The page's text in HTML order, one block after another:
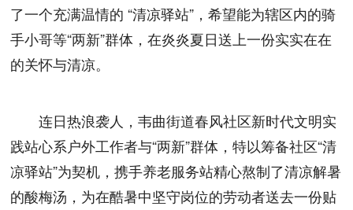
了一个充满温情的 “清凉驿站”，希望能为辖区内的骑
手小哥等“两新”群体，在炎炎夏日送上一份实实在在
的关怀与清凉。
连日热浪袭人，韦曲街道春风社区新时代文明实
践站心系户外工作者与“两新”群体，特以筹备社区“清
凉驿站”为契机，携手养老服务站精心熬制了清凉解暑
的酸梅汤，为在酷暑中坚守岗位的劳动者送去一份贴